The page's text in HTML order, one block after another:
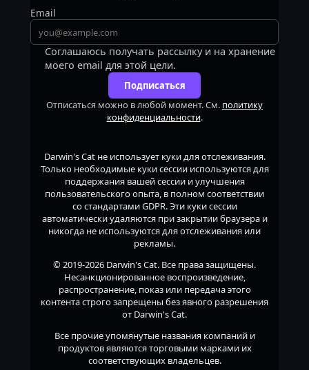
Email
Соглашаюсь получать рассылку и на хранение
моего email для этой цели.
Подписаться
Отписаться можно в любой момент. См. политику
конфиденциальности.
Darwin's Catне использует куки для отслеживания.
Только необходимые куки сессии используются для
поддержания вашей сессии и улучшения
пользовательского опыта, в полном соответствии
со стандартами GDPR. Эти куки сессии
автоматически удаляются при закрытии браузера и
никогда не используются для отслеживания или
рекламы.
© 2019-2026 Darwin's Cat. Все права защищены.
Несанкционированное воспроизведение,
распространение, показ или передача этого
контента строго запрещены без явного разрешения
от Darwin's Cat.
Все прочие упомянутые названия компаний и
продуктов являются торговыми марками их
соответствующих владельцев.